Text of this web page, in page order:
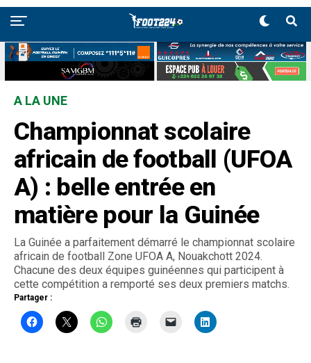
A LA UNE
Championnat scolaire
africain de football (UFOA
A) : belle entrée en
matière pour la Guinée
La Guinée a parfaitement démarré le championnat scolaire
africain de football Zone UFOA A, Nouakchott 2024.
Chacune des deux équipes guinéennes qui participent à
cette compétition a remporté ses deux premiers matchs.
Partager :